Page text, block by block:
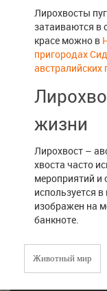
Лирохвосты
затаиваются в
красе можно в
пригородах
австралийских
жизни
Лирохвост –
хвоста часто
мероприятий и
используется
изображен на
банкноте.
Животный мир